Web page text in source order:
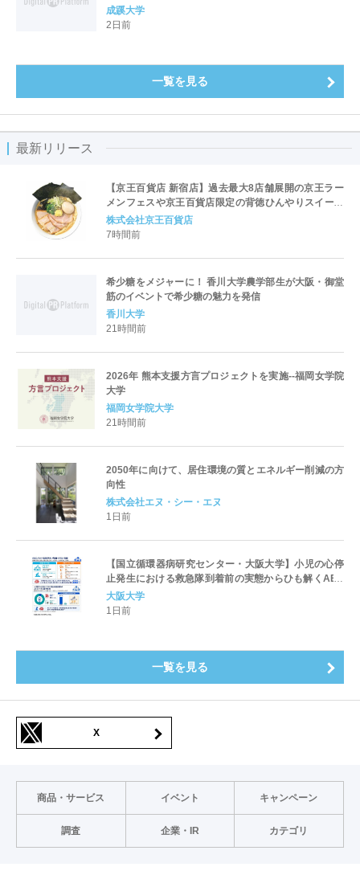
全国第1位を獲得！～実就職率は26.5%（前年比＋
4.3pt）に伸長、東京の私立大学でも10位にランクイン
成蹊大学
2日前
一覧を見る
最新リリース
【京王百貨店 新宿店】過去最大8店舗展開の京王ラー
メンフェスや京王百貨店限定の背徳ひんやりスイーツ
など、実演グルメが充実 過去最長21日間、計90店舗
出店の 「大北海道展」
株式会社京王百貨店
7時間前
希少糖をメジャーに！ 香川大学農学部生が大阪・御堂
筋のイベントで希少糖の魅力を発信
香川大学
21時間前
2026年 熊本支援方言プロジェクトを実施--福岡女学院
大学
福岡女学院大学
21時間前
2050年に向けて、居住環境の質とエネルギー削減の方
向性
株式会社エヌ・シー・エヌ
1日前
【国立循環器病研究センター・大阪大学】小児の心停
止発生における救急隊到着前の実態からひも解くAED
パッド装着と良好な神経学的転帰との関連性
大阪大学
1日前
一覧を見る
X
商品・サービス イベント キャンペーン
調査 企業・IR カテゴリ